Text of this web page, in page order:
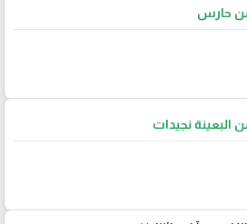
من حارس
البعينة نجيدات